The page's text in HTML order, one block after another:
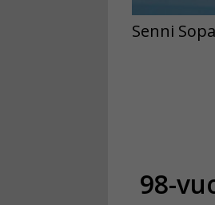
98-
Senni